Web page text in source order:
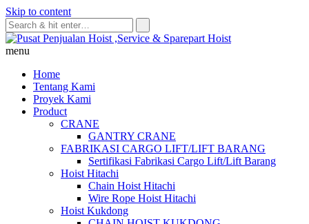
Skip to content
menu
Home
Tentang Kami
Proyek Kami
Product
CRANE
GANTRY CRANE
FABRIKASI CARGO LIFT/LIFT BARANG
Sertifikasi Fabrikasi Cargo Lift/Lift Barang
Hoist Hitachi
Chain Hoist Hitachi
Wire Rope Hoist Hitachi
Hoist Kukdong